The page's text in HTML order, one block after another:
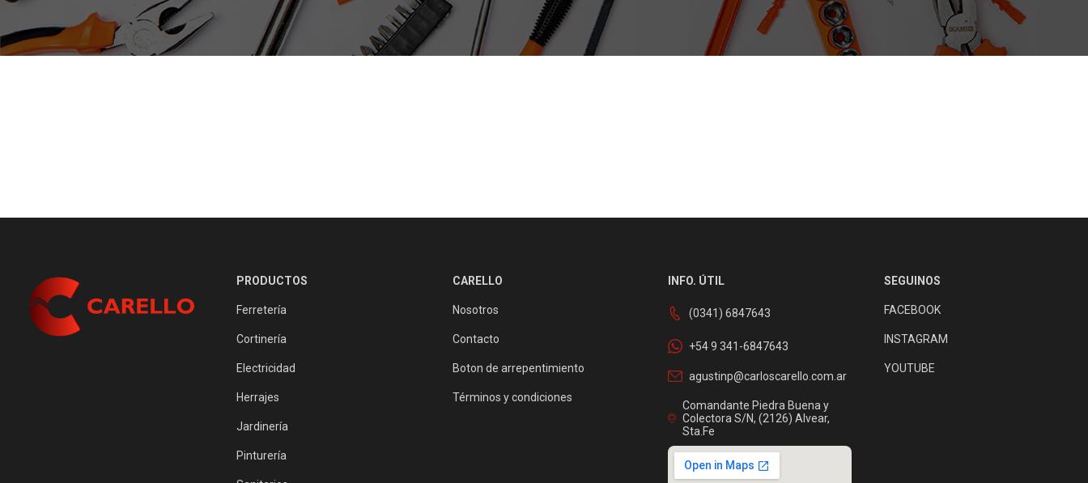
PRODUCTOS
Ferretería
Cortinería
Electricidad
Herrajes
Jardinería
Pinturería
CARELLO
Nosotros
Contacto
Boton de arrepentimiento
Términos y condiciones
INFO. ÚTIL
(0341) 6847643
+54 9 341-6847643
agustinp@carloscarello.com.ar
Comandante Piedra Buena y
Colectora S/N, (2126) Alvear,
Sta.Fe
SEGUINOS
FACEBOOK
INSTAGRAM
YOUTUBE